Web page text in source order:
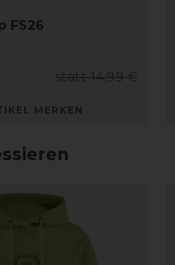
FS26
statt 14,99 €
MERKEN